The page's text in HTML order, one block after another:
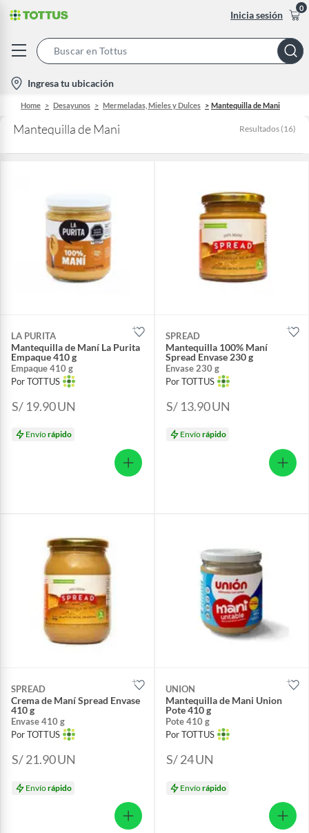
Inicia sesión
0
Bar
location-
icon
Ingresa tu ubicación
Home Desayunos Mermeladas, Mieles y Dulces Mantequilla de Mani
Mantequilla de Mani Resultados (16)
LA PURITA
Mantequilla de Maní La Purita
Empaque 410 g
Empaque 410 g
Por TOTTUS
S/ 19.90UN
Envíorápido
SPREAD
Mantequilla 100% Maní
Spread Envase 230 g
Envase 230 g
Por TOTTUS
S/ 13.90UN
Envíorápido
SPREAD
Crema de Maní Spread Envase
410 g
Envase 410 g
Por TOTTUS
S/ 21.90UN
Envíorápido
UNION
Mantequilla de Mani Union
Pote 410 g
Pote 410 g
Por TOTTUS
S/ 24UN
Envíorápido